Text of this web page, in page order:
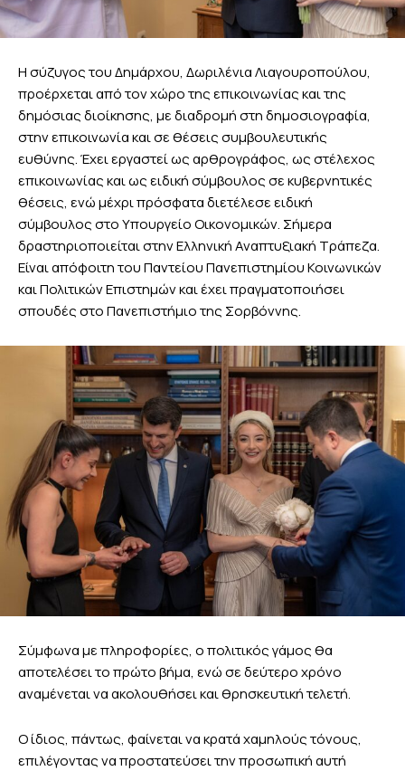
Η σύζυγος του Δημάρχου, Δωριλένια Λιαγουροπούλου,
προέρχεται από τον χώρο της επικοινωνίας και της
δημόσιας διοίκησης, με διαδρομή στη δημοσιογραφία,
στην επικοινωνία και σε θέσεις συμβουλευτικής
ευθύνης. Έχει εργαστεί ως αρθρογράφος, ως στέλεχος
επικοινωνίας και ως ειδική σύμβουλος σε κυβερνητικές
θέσεις, ενώ μέχρι πρόσφατα διετέλεσε ειδική
σύμβουλος στο Υπουργείο Οικονομικών. Σήμερα
δραστηριοποιείται στην Ελληνική Αναπτυξιακή Τράπεζα.
Είναι απόφοιτη του Παντείου Πανεπιστημίου Κοινωνικών
και Πολιτικών Επιστημών και έχει πραγματοποιήσει
σπουδές στο Πανεπιστήμιο της Σορβόννης.
Σύμφωνα με πληροφορίες, ο πολιτικός γάμος θα
αποτελέσει το πρώτο βήμα, ενώ σε δεύτερο χρόνο
αναμένεται να ακολουθήσει και θρησκευτική τελετή.
Ο ίδιος, πάντως, φαίνεται να κρατά χαμηλούς τόνους,
επιλέγοντας να προστατεύσει την προσωπική αυτή